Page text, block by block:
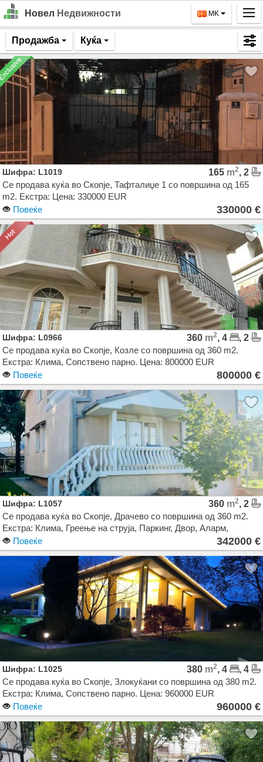
Новел Недвижности MK
Почетна
Барај
Издавање
Продажба
За Нас
Контакт
Најава
MK
EN
GO!
Продажба Куќа
Шифра: L1019 165 m2, 2
Се продава куќа во Скопје, Тафталиџе 1 со површина од 165
m2. Екстра: Цена: 330000 EUR
Повеќе
330000 €
Шифра: L0966 360 m2, 4
, 2
Се продава куќа во Скопје, Козле со површина од 360 m2.
Екстра: Клима, Сопствено парно. Цена: 800000 EUR
Повеќе
800000 €
Шифра: L1057 360 m2, 2
Се продава куќа во Скопје, Драчево со површина од 360 m2.
Екстра: Клима, Греење на струја, Паркинг, Двор, Аларм,
Камера. Цена: 342000 EUR
Повеќе 342000 €
Шифра: L1025 380 m2, 4
, 4
Се продава куќа во Скопје, Злокуќани со површина од 380 m2.
Екстра: Клима, Сопствено парно. Цена: 960000 EUR
Повеќе
960000 €